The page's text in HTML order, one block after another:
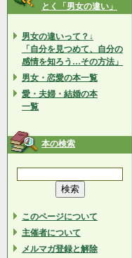
とく「男女の違い」
男女の違いって？↓
「自分を見つめて、自分の
感情を知ろう…その方法」
男女・恋愛の本一覧
愛・夫婦・結婚の本
一覧
本の検索
このページについて
主催者について
メルマガ登録と解除